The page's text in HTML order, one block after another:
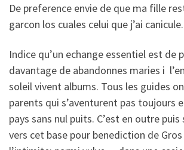
De preference envie de que ma fille
garcon los cuales celui que j’ai
Indice qu’un echange essentiel est de
davantage de abandonnes maries i
soleil vivent albums. Tous les guides
parents qui s’aventurent pas toujours
pays sans nul puits. C’est en outre
vers cet base pour benediction de